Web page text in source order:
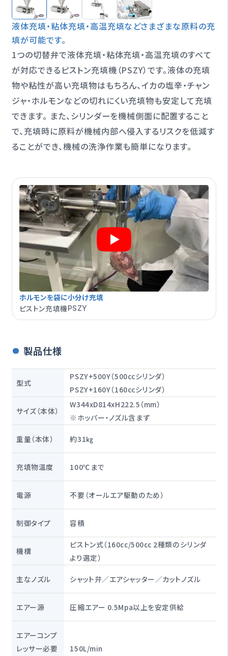
液体充填・粘体充填・高温充填などさまざまな原料の充
填が可能です。
1つの切替弁で液体充填・粘体充填・高温充填のすべて
が対応できるピストン充填機（PSZY）です。液体の充填
物や粘性が高い充填物はもちろん、イカの塩辛・チャン
ジャ・ホルモンなどの切れにくい充填物も安定して充填
できます。 また、シリンダーを機械側面に配置すること
で、充填時に原料が機械内部へ侵入するリスクを低減す
ることができ、機械の洗浄作業も簡単になります。
ホルモンを袋に小分け充填
ピストン充填機PSZY
製品仕様
型式
PSZY+500Y（500ccシリンダ）
PSZY+160Y（160ccシリンダ）
サイズ（本体）
W344xD814xH222.5（mm）
※ホッパー・ノズル含まず
重量（本体） 約31㎏
充填物温度 100℃まで
電源 不要（オールエア駆動のため）
制御タイプ 容積
機構
ピストン式（160cc/500cc 2種類のシリンダ
より選定）
主なノズル シャット弁／エアシャッター／カットノズル
エアー源 圧縮エアー 0.5Mpa以上を安定供給
エアーコンプ
レッサー必要
150L/min